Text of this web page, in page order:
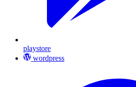
playstore
wordpress